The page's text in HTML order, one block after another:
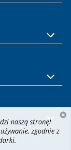
naszą stronę!
zgodnie z